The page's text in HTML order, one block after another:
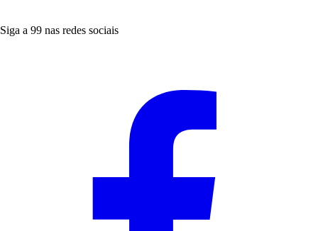
Siga a 99 nas redes sociais